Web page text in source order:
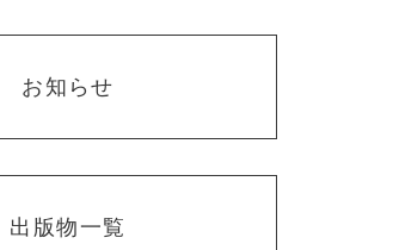
お知らせ
出版物一覧